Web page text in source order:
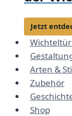
Jetzt
Arten &
Zubehör
Shop